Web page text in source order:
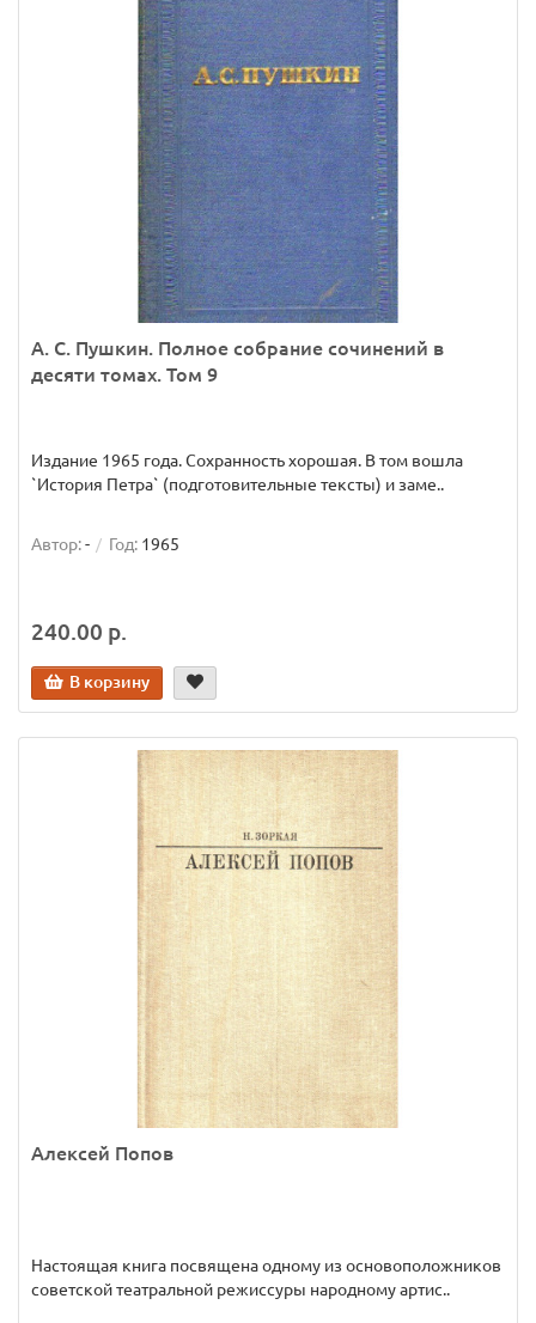
А. С. Пушкин. Полное собрание сочинений в
десяти томах. Том 9
Издание 1965 года. Сохранность хорошая. В том вошла
`История Петра` (подготовительные тексты) и заме..
Автор:- Год: 1965
240.00 р.
В корзину
Алексей Попов
Настоящая книга посвящена одному из основоположников
советской театральной режиссуры народному артис..